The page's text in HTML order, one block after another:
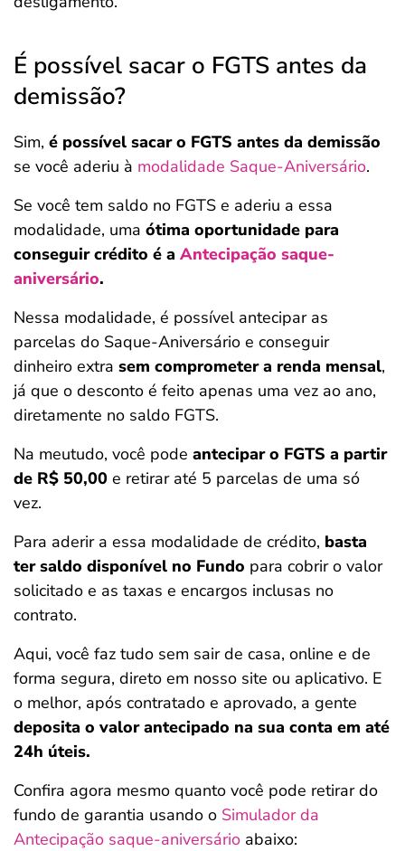
É possível sacar o FGTS antes da
demissão?
Sim, é possível sacar o FGTS antes da demissão
se você aderiu à modalidade Saque-Aniversário.
Se você tem saldo no FGTS e aderiu a essa
modalidade, uma ótima oportunidade para
conseguir crédito é a Antecipação saque-
aniversário.
Nessa modalidade, é possível antecipar as
parcelas do Saque-Aniversário e conseguir
dinheiro extra sem comprometer a renda mensal,
já que o desconto é feito apenas uma vez ao ano,
diretamente no saldo FGTS.
Na meutudo, você pode antecipar o FGTS a partir
de R$ 50,00 e retirar até 5 parcelas de uma só
vez.
Para aderir a essa modalidade de crédito, basta
ter saldo disponível no Fundo para cobrir o valor
solicitado e as taxas e encargos inclusas no
contrato.
Aqui, você faz tudo sem sair de casa, online e de
forma segura, direto em nosso site ou aplicativo. E
o melhor, após contratado e aprovado, a gente
deposita o valor antecipado na sua conta em até
24h úteis.
Confira agora mesmo quanto você pode retirar do
fundo de garantia usando o Simulador da
Antecipação saque-aniversário abaixo: